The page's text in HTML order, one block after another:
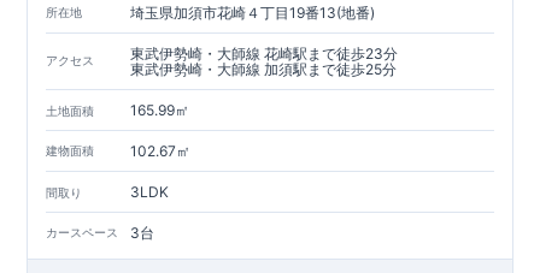
所在地 埼玉県加須市花崎４丁目19番13(地番)
アクセス
東武伊勢崎・大師線 花崎駅まで徒歩23分
東武伊勢崎・大師線 加須駅まで徒歩25分
土地面積 165.99㎡
建物面積 102.67㎡
間取り 3LDK
カースペース 3台